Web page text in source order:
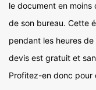
le document en moins
de son bureau. Cette
pendant les heures
devis est gratuit et
Profitez-en donc pour